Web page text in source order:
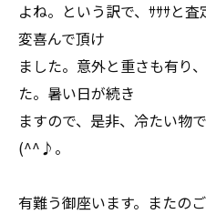
よね。という訳で、ｻｻｻと
変喜んで頂け
ました。意外と重さも有り
た。暑い日が続き
ますので、是非、冷たい物
(^^♪。
有難う御座います。またの